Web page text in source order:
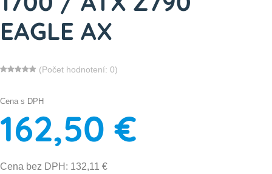
EAGLE AX
(Počet hodnotení: 0)
Cena s DPH
162,50 €
Cena bez DPH: 132,11 €